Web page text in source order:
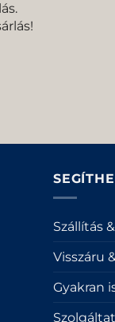
Szállítás
Visszáru
Gyakran